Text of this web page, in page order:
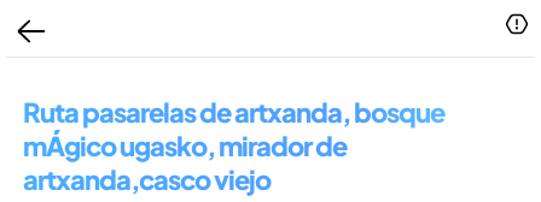
Ruta pasarelas de artxanda, bosque
mÁgico ugasko, mirador de
artxanda,casco viejo